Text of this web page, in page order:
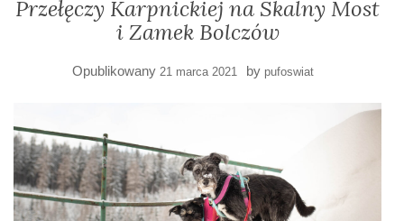
Przełęczy Karpnickiej na Skalny Most
i Zamek Bolczów
Opublikowany 21 marca 2021 by pufoswiat